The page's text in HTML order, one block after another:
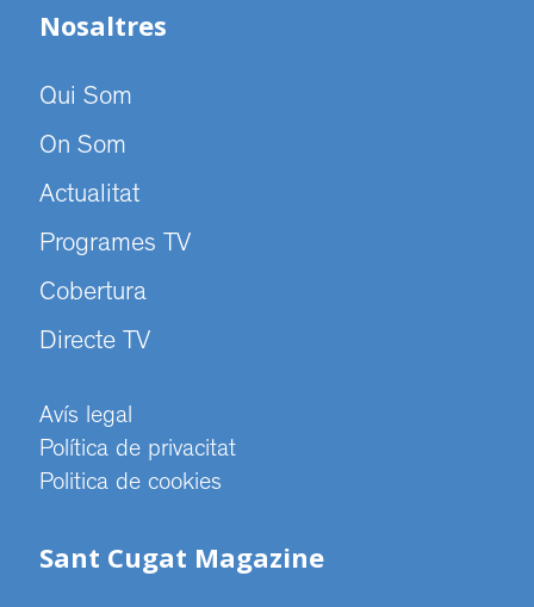
Nosaltres
Qui Som
On Som
Actualitat
Programes TV
Cobertura
Directe TV
Avís legal
Política de privacitat
Politica de cookies
Sant Cugat Magazine